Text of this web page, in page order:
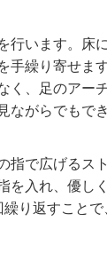
行います。床
手繰り寄せま
く、足のアー
ながらでもで
指で広げるス
を入れ、優し
繰り返すこと